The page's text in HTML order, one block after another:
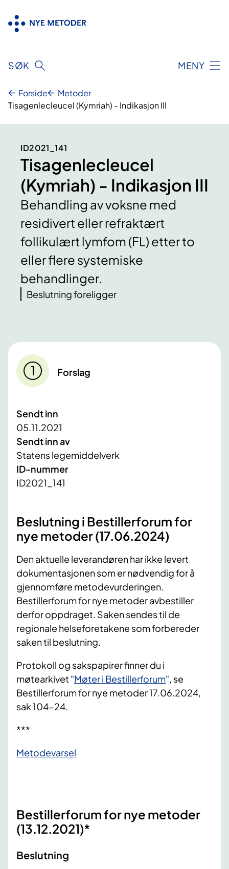
innhold
SØK MENY
Forside
Metoder
Tisagenlecleucel (Kymriah) - Indikasjon III
ID2021_141
Tisagenlecleucel
(Kymriah) - Indikasjon III
Behandling av voksne med
residivert eller refraktært
follikulært lymfom (FL) etter to
eller flere systemiske
behandlinger.
Beslutning foreligger
Forslag
Sendt inn
05.11.2021
Sendt inn av
Statens legemiddelverk
ID-nummer
ID2021_141
Beslutning i Bestillerforum for
nye metoder (17.06.2024)
Den aktuelle leverandøren har ikke levert
dokumentasjonen som er nødvendig for å
gjennomføre metodevurderingen.
Bestillerforum for nye metoder avbestiller
derfor oppdraget. Saken sendes til de
regionale helseforetakene som forbereder
saken til beslutning.
Protokoll og sakspapirer finner du i
møtearkivet "Møter i Bestillerforum", se
Bestillerforum for nye metoder 17.06.2024,
sak 104-24.
​***
Metodev​arsel
Bestillerforum for nye metoder
(13.12.2021)*
Beslutning